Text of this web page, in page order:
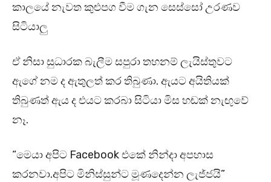
කාලයේ නැවත කුළුපග වීම ගැන සෙස්සෝ උරණව
සිටියාලු
ඒ නිසා සුධාරක බැලීම සපුරා තහනම් ලැයිස්තුවට
ඇගේ නම ද ඇතුලත් කර තිබුණා. ඇයට අයිතියක්
තිබුණත් ඇය ද එයට කරබා සිටියා මිස හඬක් නැඟුවේ
නෑ.
“මෙයා අපිට Facebook එකේ නින්දා අපහාස
කරනවා.අපිට මිනිස්සුන්ට මූණදෙන්න ලැජ්ජයි”